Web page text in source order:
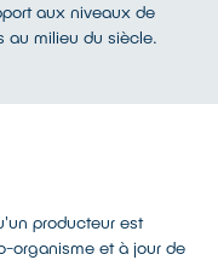
aux niveaux de
au milieu du siècle.
producteur est
organisme et à jour de